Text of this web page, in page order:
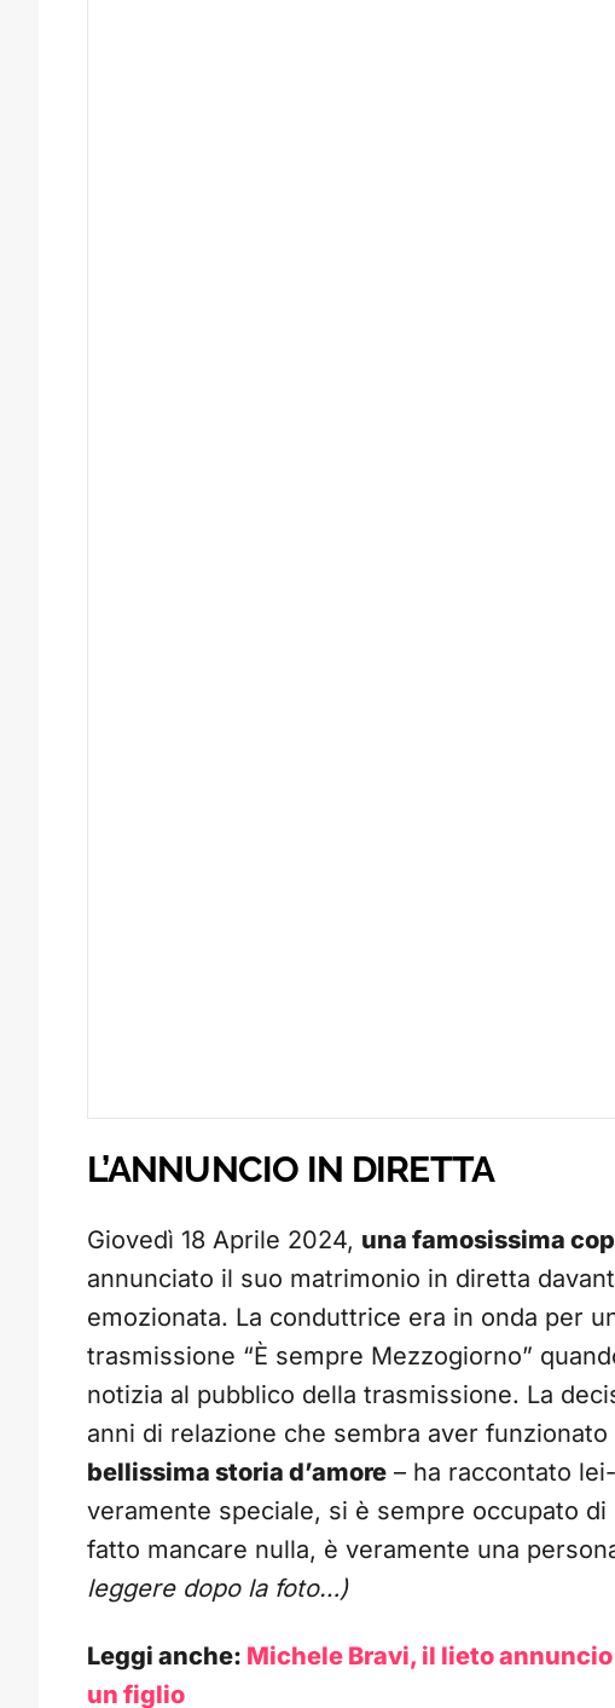
L’ANNUNCIO IN DIRETTA
Giovedì 18 Aprile 2024, una famosissima
annunciato il suo matrimonio in diretta
emozionata. La conduttrice era in onda per
trasmissione “È sempre Mezzogiorno”
notizia al pubblico della trasmissione. La
anni di relazione che sembra aver
bellissima storia d’amore – ha raccontato
veramente speciale, si è sempre occupato
fatto mancare nulla, è veramente una
leggere dopo la foto…)
Leggi anche: Michele Bravi, il lieto
un figlio